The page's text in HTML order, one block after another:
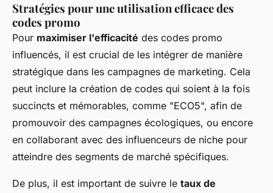
Stratégies pour une utilisation efficace des
codes promo
Pour maximiser l'efficacité des codes promo
influencés, il est crucial de les intégrer de manière
stratégique dans les campagnes de marketing. Cela
peut inclure la création de codes qui soient à la fois
succincts et mémorables, comme "ECO5", afin de
promouvoir des campagnes écologiques, ou encore
en collaborant avec des influenceurs de niche pour
atteindre des segments de marché spécifiques.
De plus, il est important de suivre le taux de